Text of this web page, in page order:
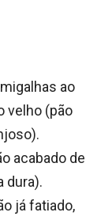
ao
velho (pão
acabado de
dura).
já fatiado,